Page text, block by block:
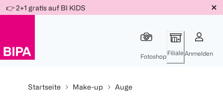
Für
Für
Für
Weiter
zum
👉 2+1 gratis auf BI KIDS
Fotoshop Filiale Anmelden
Startseite Make-up Auge